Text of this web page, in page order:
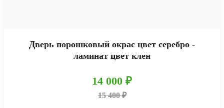
Дверь порошковый окрас цвет серебро -
ламинат цвет клен
14 000 ₽
15 400 ₽